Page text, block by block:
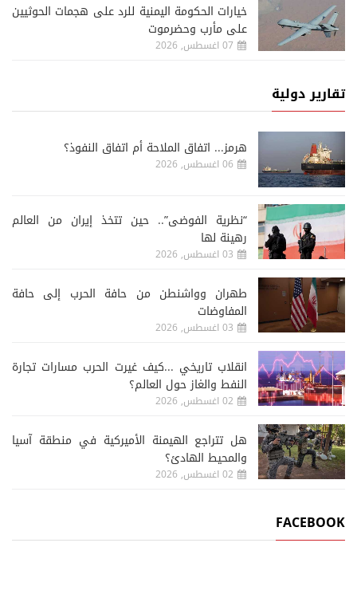
خيارات الحكومة اليمنية للرد على هجمات الحوثيين
على مأرب وحضرموت
07 اغسطس, 2026
تقارير دولية
هرمز... اتفاق الملاحة أم اتفاق النفوذ؟
06 اغسطس, 2026
“نظرية الفوضى”.. حين تتخذ إيران من العالم
رهينة لها
03 اغسطس, 2026
طهران وواشنطن من حافة الحرب إلى حافة
المفاوضات
03 اغسطس, 2026
انقلاب تاريخي ...كيف غيرت الحرب مسارات تجارة
النفط والغاز حول العالم؟
02 اغسطس, 2026
هل تتراجع الهيمنة الأميركية في منطقة آسيا
والمحيط الهادئ؟
02 اغسطس, 2026
FACEBOOK